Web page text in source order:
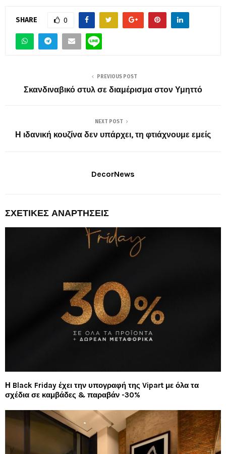
SHARE 0
PREVIOUS POST
Σκανδιναβικό στυλ σε διαμέρισμα στον Υμηττό
NEXT POST
Η ιδανική κουζίνα δεν υπάρχει, τη φτιάχνουμε εμείς
DecorNews
ΣΧΕΤΙΚΈΣ ΑΝΑΡΤΉΣΕΙΣ
Η Black Friday έχει την υπογραφή της Vipart με όλα τα
σχέδια σε καμβάδες & παραβάν -30%